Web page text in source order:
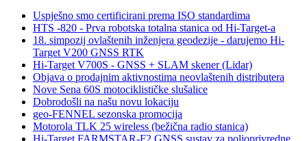
Uspješno smo certificirani prema ISO standardima
HTS -820 - Prva robotska totalna stanica od Hi-Target-a
18. simpozij ovlaštenih inženjera geodezije - darujemo Hi-
Target V200 GNSS RTK
Hi-Target V700S - GNSS + SLAM skener (Lidar)
Objava o prodajnim aktivnostima neovlaštenih distributera
Nove Sena 60S motociklističke slušalice
Dobrodošli na našu novu lokaciju
geo-FENNEL sezonska promocija
Motorola TLK 25 wireless (bežična radio stanica)
Hi-Target FARMSTAR-F2 GNSS sustav za poljoprivredne